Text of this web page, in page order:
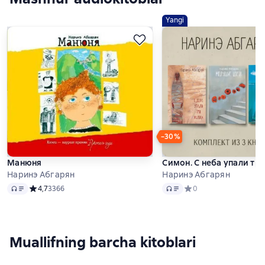
Манюня
Наринэ Абгарян
Audio Средний рейтинг 4,7 на основе 3366 оценок
4,73366
Yangi
−30%
Симон. С неба упали
Наринэ Абгарян
Audio Средний рейтинг 0 на
0
Muallifning barcha kitoblari